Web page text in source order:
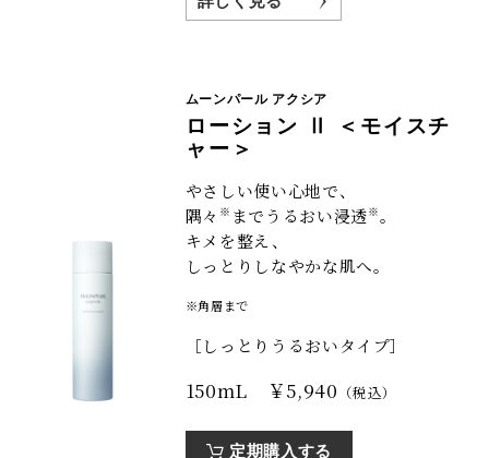
ムーンパール アクシア
ローション Ⅱ ＜モイスチ
ャー＞
やさしい使い心地で、
隅々 ※ までうるおい浸透※。
キメを整え、
しっとりしなやかな肌へ。
※角層まで
［しっとりうるおいタイプ］
150mL ￥5,940 （税込）
定期購入する